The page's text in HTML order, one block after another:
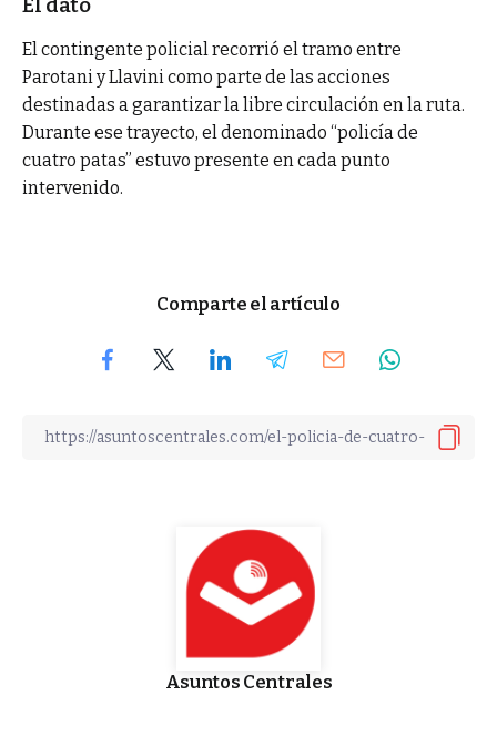
El contingente policial recorrió el tramo entre
Parotani y Llavini como parte de las acciones
destinadas a garantizar la libre circulación en la ruta.
Durante ese trayecto, el denominado “policía de
cuatro patas” estuvo presente en cada punto
intervenido.
Comparte el artículo
Asuntos Centrales